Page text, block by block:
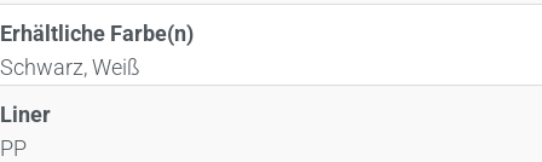
Erhältliche Farbe(n)
Schwarz, Weiß
Liner
PP